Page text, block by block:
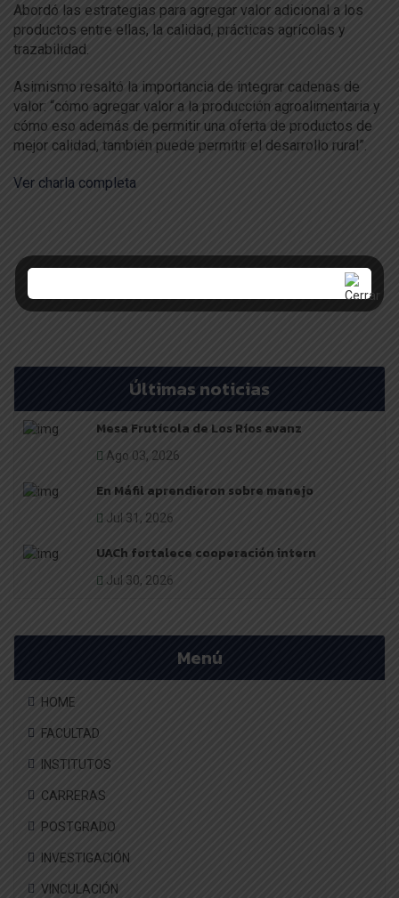
Abordó las estrategias para agregar valor adicional a los
productos entre ellas, la calidad, prácticas agrícolas y
trazabilidad.
Asimismo resaltó la importancia de integrar cadenas de
valor: “cómo agregar valor a la producción agroalimentaria y
cómo eso además de permitir una oferta de productos de
mejor calidad, también puede permitir el desarrollo rural”.
Ver charla completa
Últimas noticias
Mesa Frutícola de Los Ríos avanz
Ago 03, 2026
En Máfil aprendieron sobre manejo
Jul 31, 2026
UACh fortalece cooperación intern
Jul 30, 2026
Menú
HOME
FACULTAD
INSTITUTOS
CARRERAS
POSTGRADO
INVESTIGACIÓN
VINCULACIÓN